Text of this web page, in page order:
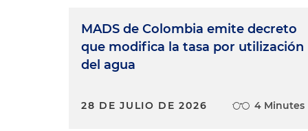
MADS de Colombia emite decreto
que modifica la tasa por utilización
del agua
28 DE JULIO DE 2026 4 Minutes